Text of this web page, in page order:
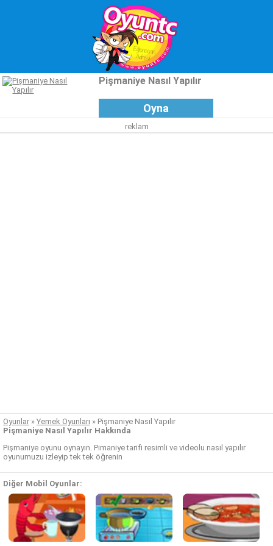
Pişmaniye Nasıl Yapılır
Oyna
reklam
Oyunlar » Yemek Oyunları » Pişmaniye Nasıl Yapılır
Pişmaniye Nasıl Yapılır Hakkında
Pişmaniye oyunu oynayın. Pimaniye tarifi resimli ve videolu nasıl yapılır
oyunumuzu izleyip tek tek öğrenin
Diğer Mobil Oyunlar: